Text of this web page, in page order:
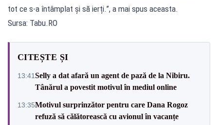
tot ce s-a întâmplat și să ierți.”, a mai spus aceasta.
Sursa: Tabu.RO
CITEȘTE ȘI
13:41Selly a dat afară un agent de pază de la Nibiru.
Tânărul a povestit motivul în mediul online
13:35Motivul surprinzător pentru care Dana Rogoz
refuză să călătorească cu avionul în vacanțe